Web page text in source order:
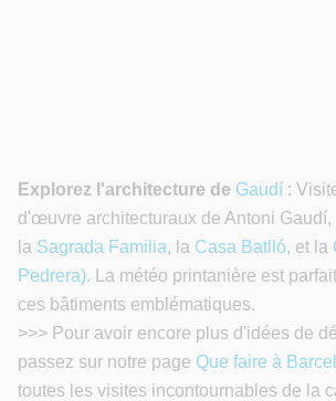
Explorez l'architecture de Gaudí :
d'œuvre architecturaux de Antoni Gaudí,
la Sagrada Familia, la Casa Batlló, et la
Pedrera). La météo printanière est
ces bâtiments emblématiques.
>>> Pour avoir encore plus d'idées de
passez sur notre page Que faire à
toutes les visites incontournables de la